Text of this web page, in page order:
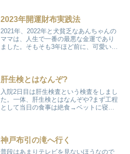
31日...
2023年開運財布実践法
2021年、2022年と犬貧乏なあんちゃんの
ママは、人生で一番の最悪な金運であり
ました。そもそも3年ほど前に、可愛いと
かかるあんちゃ...
肝生検とはなんぞ?
入院2日目は肝生検査という検査をしまし
た。一体、肝生検とはなんぞや?まず工程
として当日の食事は絶食→ベットに寝た
→組織を吸引採取...
神戸布引の滝へ行く
普段はあまりテレビを見ないほうなので